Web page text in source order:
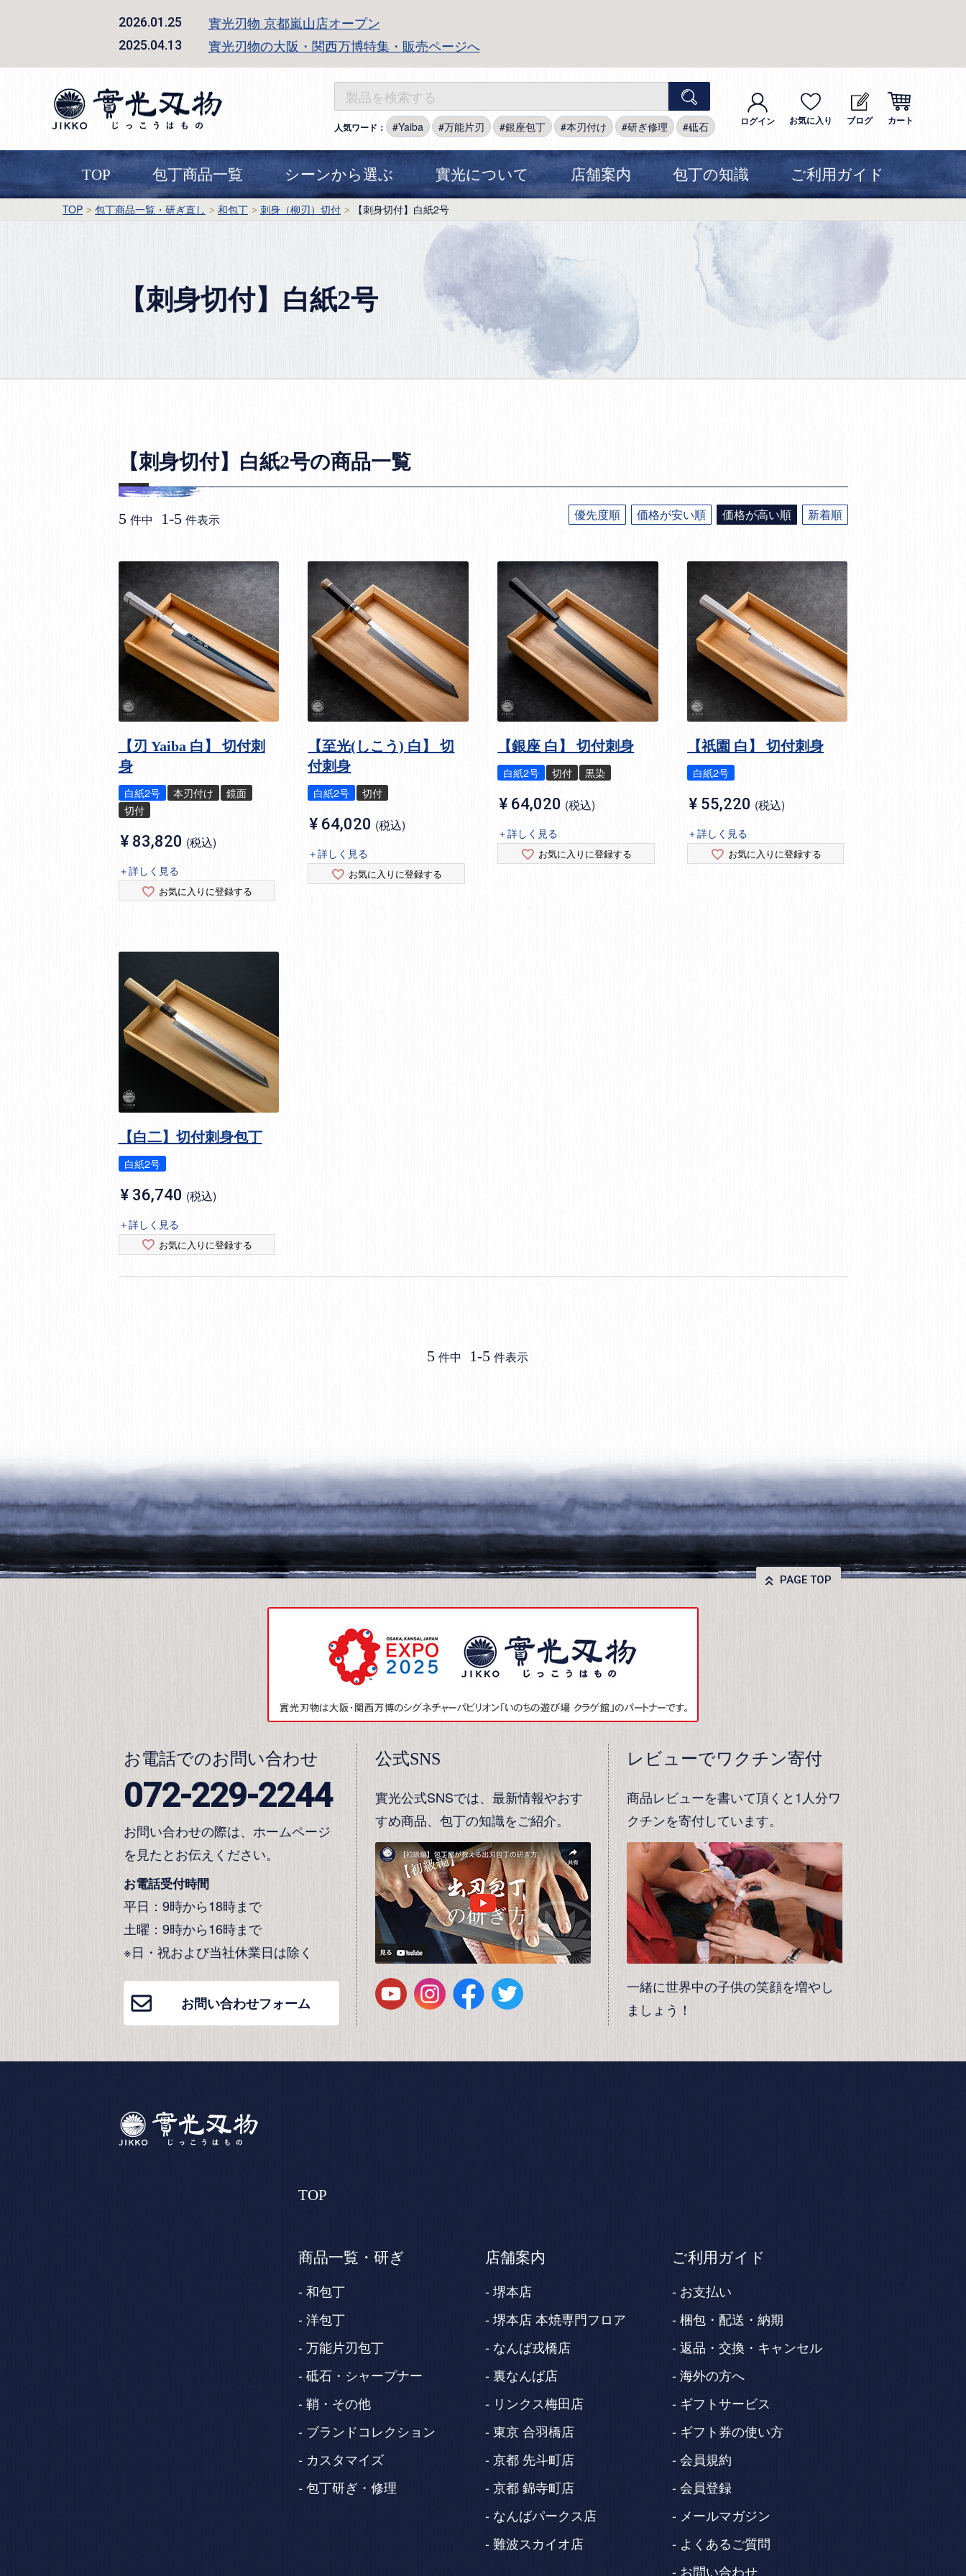
2026.01.25 實光刃物 京都嵐山店オープン
2025.04.13 實光刃物の大阪・関西万博特集・販売ページへ
人気ワード： Yaiba 万能片刃 銀座包丁 本刃付け 研ぎ修理 砥石 ログイン お気に入り ブログ カート
TOP 包丁商品一覧 シーンから選ぶ 實光について 店舗案内 包丁の知識 ご利用ガイド
TOP 包丁商品一覧・研ぎ直し 和包丁 刺身（柳刃）切付 【刺身切付】白紙2号
【刺身切付】白紙2号
【刺身切付】白紙2号の商品一覧
優先度順 価格が安い順 価格が高い順 新着順
5 件中 1-5 件表示
【刃 Yaiba 白】 切付刺
身
白紙2号 本刃付け
鏡面
切付
¥ 83,820 税込
＋詳しく見る
お気に入りに登録する
【至光(しこう) 白】 切
付刺身
白紙2号 切付
¥ 64,020 税込
＋詳しく見る
お気に入りに登録する
【銀座 白】 切付刺身
白紙2号 切付 黒染
¥ 64,020 税込
＋詳しく見る
お気に入りに登録する
【祇園 白】 切付刺身
白紙2号
¥ 55,220 税込
＋詳しく見る
お気に入りに登録する
【白二】切付刺身包丁
白紙2号
¥ 36,740 税込
＋詳しく見る
お気に入りに登録する
5 件中 1-5 件表示
PAGE TOP
お電話でのお問い合わせ
072-229-2244
お問い合わせの際は、ホームページ
を見たとお伝えください。
お電話受付時間
平日：9時から18時まで
土曜：9時から16時まで
※日・祝および当社休業日は除く
お問い合わせフォーム
公式SNS
實光公式SNSでは、最新情報やおす
すめ商品、包丁の知識をご紹介。
レビューでワクチン寄付
商品レビューを書いて頂くと1人分ワ
クチンを寄付しています。
一緒に世界中の子供の笑顔を増やし
ましょう！
TOP
商品一覧・研ぎ
和包丁
洋包丁
万能片刃包丁
砥石・シャープナー
鞘・その他
ブランドコレクション
カスタマイズ
包丁研ぎ・修理
店舗案内
堺本店
堺本店 本焼専門フロア
なんば戎橋店
裏なんば店
リンクス梅田店
東京 合羽橋店
京都 先斗町店
京都 錦寺町店
なんばパークス店
難波スカイオ店
ご利用ガイド
お支払い
梱包・配送・納期
返品・交換・キャンセル
海外の方へ
ギフトサービス
ギフト券の使い方
会員規約
会員登録
メールマガジン
よくあるご質問
お問い合わせ